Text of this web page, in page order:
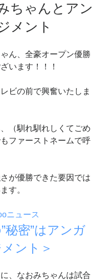
ちゃんとアン
メント
ん、全豪オープン優勝
います！！！
ビの前で興奮いたしま
（馴れ馴れしくてごめ
ファーストネームで呼
が優勝できた要因では
す。
ニュース
秘密”はアンガ
ント＞
、なおみちゃんは試合